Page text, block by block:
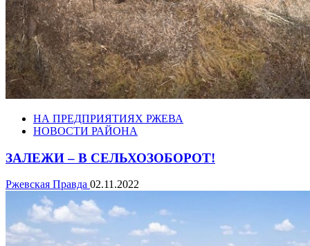
НА ПРЕДПРИЯТИЯХ РЖЕВА
НОВОСТИ РАЙОНА
ЗАЛЕЖИ – В СЕЛЬХОЗОБОРОТ!
Ржевская Правда 02.11.2022